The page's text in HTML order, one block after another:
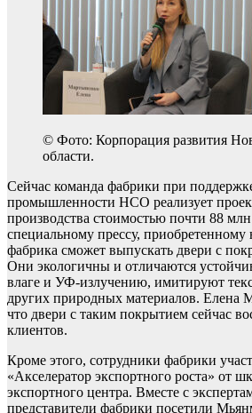
© Фото: Корпорация развития
области.
Сейчас команда фабрики при
промышленности НСО реализует
производства стоимостью почти 88
специальному прессу, приобретенному
фабрика сможет выпускать двери с
Они экологичны и отличаются
влаге и УФ-излучению, имитируют
других природных материалов. Елена
что двери с таким покрытием сейчас
клиентов.
Кроме этого, сотрудники фабрики
«Акселератор экспортного роста» от
экспортного центра. Вместе с
представители фабрики посетили